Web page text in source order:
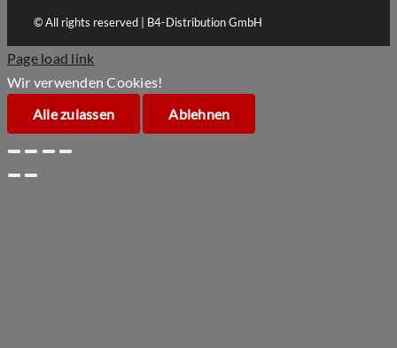
© All rights reserved | B4-Distribution GmbH
Page load link
Wir verwenden Cookies!
Alle zulassen
Ablehnen